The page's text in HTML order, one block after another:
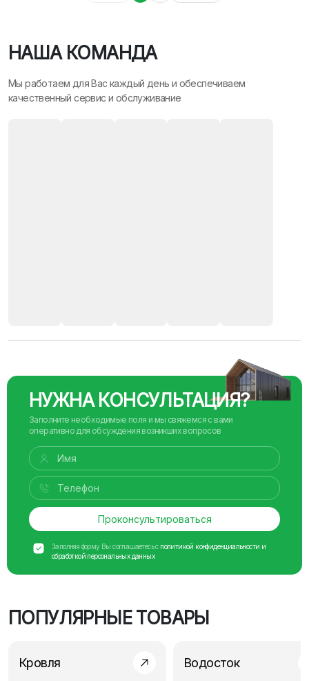
НАША КОМАНДА
Мы работаем для Вас каждый день и обеспечиваем
качественный сервис и обслуживание
НУЖНА КОНСУЛЬТАЦИЯ?
Заполните необходимые поля и мы свяжемся с вами
оперативно для обсуждения возникших вопросов
Проконсультироваться
Заполняя форму Вы соглашаетесь с политикой конфиденциальности и
обработкой персональных данных
ПОПУЛЯРНЫЕ ТОВАРЫ
Кровля Водосток